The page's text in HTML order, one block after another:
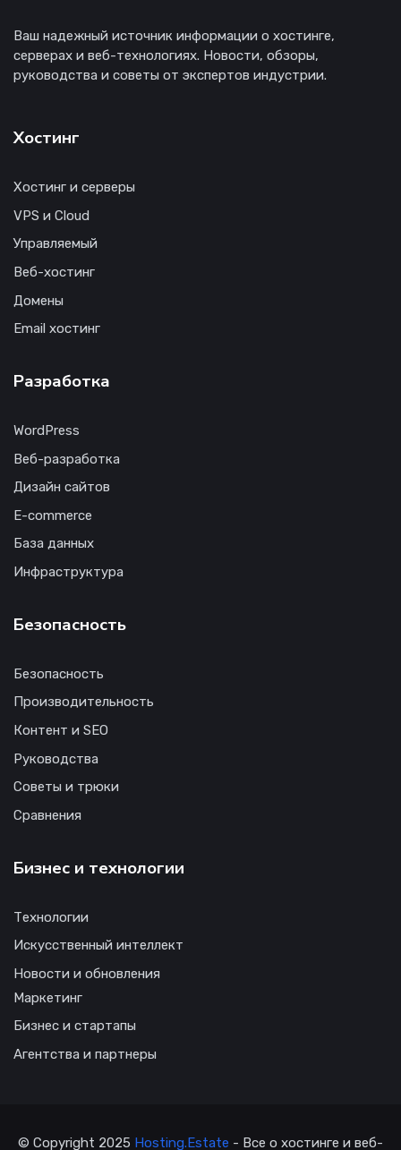
Ваш надежный источник информации о хостинге,
серверах и веб-технологиях. Новости, обзоры,
руководства и советы от экспертов индустрии.
Хостинг
Хостинг и серверы
VPS и Cloud
Управляемый
Веб-хостинг
Домены
Email хостинг
Разработка
WordPress
Веб-разработка
Дизайн сайтов
E-commerce
База данных
Инфраструктура
Безопасность
Безопасность
Производительность
Контент и SEO
Руководства
Советы и трюки
Сравнения
Бизнес и технологии
Технологии
Искусственный интеллект
Новости и обновления
Маркетинг
Бизнес и стартапы
Агентства и партнеры
© Copyright 2025 Hosting.Estate - Все о хостинге и веб-